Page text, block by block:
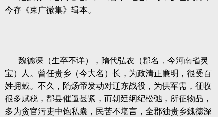
今存《束广微集》辑本。
魏德深（生卒不详），隋代弘农（郡名，今河南省灵
宝）人。曾任贵乡（今大名）长，为政清正廉明，很受百
姓拥戴。不久，隋炀帝发动对辽东战役，为供军需，征收
很多赋税，郡县催逼甚紧，而朝廷纲纪松弛，所征物品，
多为贪官污吏中饱私囊，民苦不堪言，全郡独贵乡魏德深